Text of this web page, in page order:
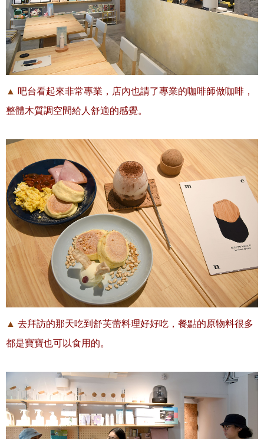
▲ 吧台看起來非常專業，店內也請了專業的咖啡師做咖啡，
整體木質調空間給人舒適的感覺。
▲ 去拜訪的那天吃到舒芙蕾料理好好吃，餐點的原物料很多
都是寶寶也可以食用的。